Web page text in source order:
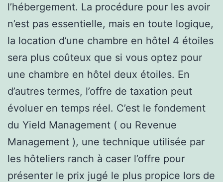
l’hébergement. La procédure pour les avoir
n’est pas essentielle, mais en toute logique,
la location d’une chambre en hôtel 4 étoiles
sera plus coûteux que si vous optez pour
une chambre en hôtel deux étoiles. En
d’autres termes, l’offre de taxation peut
évoluer en temps réel. C’est le fondement
du Yield Management ( ou Revenue
Management ), une technique utilisée par
les hôteliers ranch à caser l’offre pour
présenter le prix jugé le plus propice lors de